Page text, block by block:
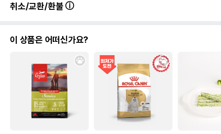
취소/교환/환불
이 상품은 어떠신가요?